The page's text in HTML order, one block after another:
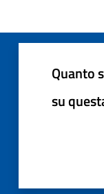
Quanto
su